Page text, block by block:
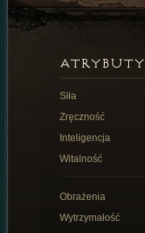
ATRYBUTY
Siła
Zręczność
Inteligencja
Witalność
Obrażenia
Wytrzymałość